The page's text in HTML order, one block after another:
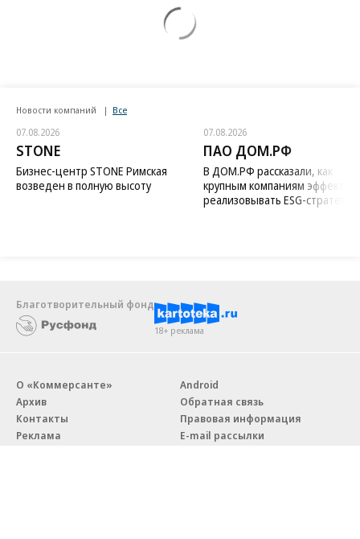
Новости компаний Все
07.08.2026
STONE
Бизнес-центр STONE Римская
возведен в полную высоту
07.08.2026
ПАО ДОМ.РФ
В ДОМ.РФ рассказали, как
крупным компаниям
реализовывать ESG-стратегию
Благотворительный фонд
18+ реклама
О «Коммерсанте»
Архив
Контакты
Реклама
Android
Обратная связь
Правовая информация
E-mail рассылки